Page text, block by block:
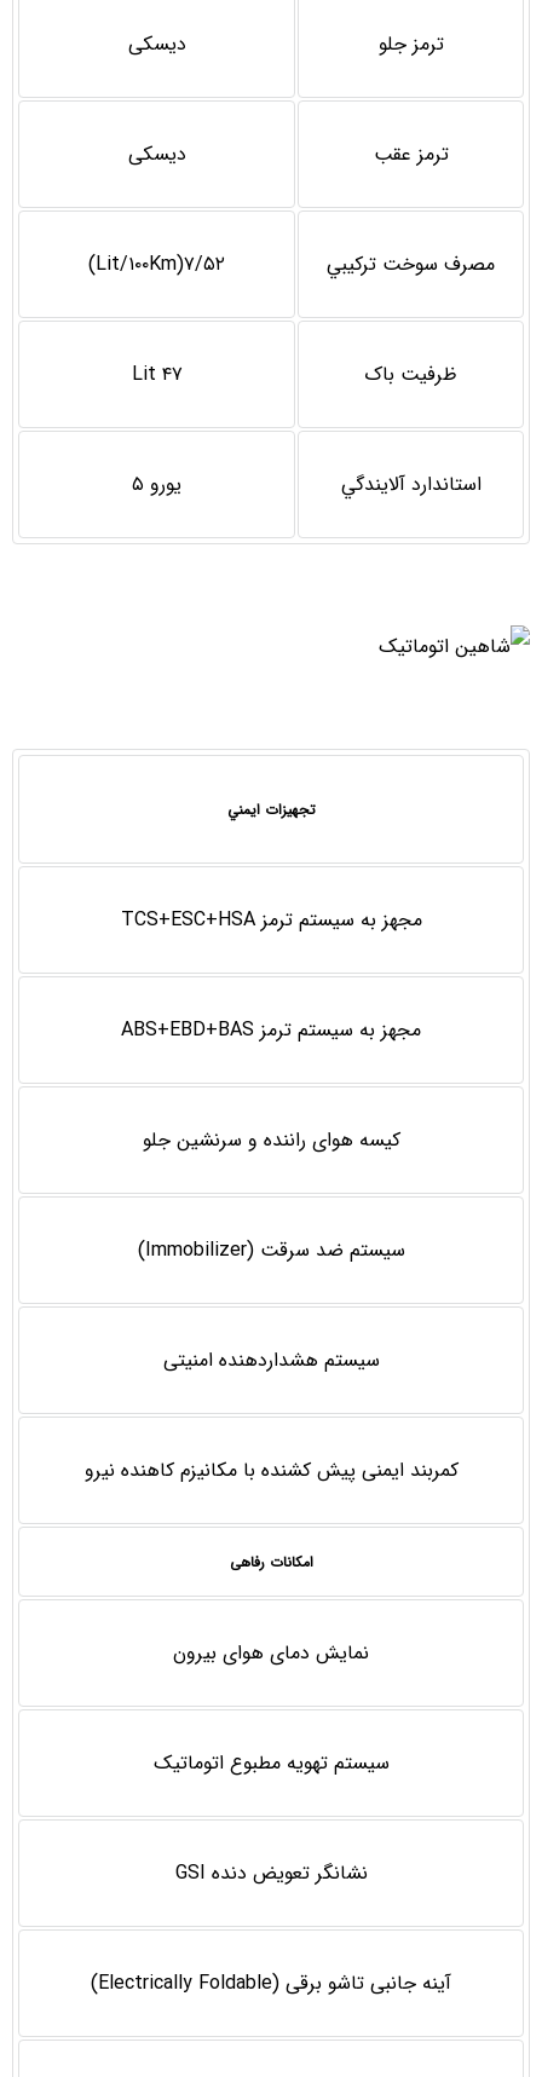
ترمز جلو دیسکی
ترمز عقب دیسکی
مصرف سوخت تركيبي ۷/۵۲(Lit/۱۰۰Km)
ظرفیت باک ۴۷ Lit
استاندارد آلايندگي يورو ۵
تجهيزات ايمني
مجهز به سیستم ترمز TCS+ESC+HSA
مجهز به سیستم ترمز ABS+EBD+BAS
کیسه هوای راننده و سرنشین جلو
سیستم ضد سرقت (Immobilizer)
سیستم هشداردهنده امنیتی
كمربند ايمنی پيش كشنده با مكانيزم كاهنده نيرو
امکانات رفاهی
نمايش دمای هوای بیرون
سيستم تهويه مطبوع اتوماتيک
نشانگر تعویض دنده GSI
آینه جانبی تاشو برقی (Electrically Foldable)